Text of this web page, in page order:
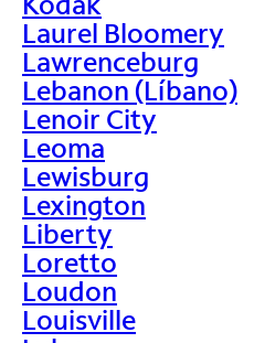
Laurel Bloomery
Lawrenceburg
Lebanon (Líbano)
Lenoir City
Leoma
Lewisburg
Lexington
Liberty
Loretto
Loudon
Louisville